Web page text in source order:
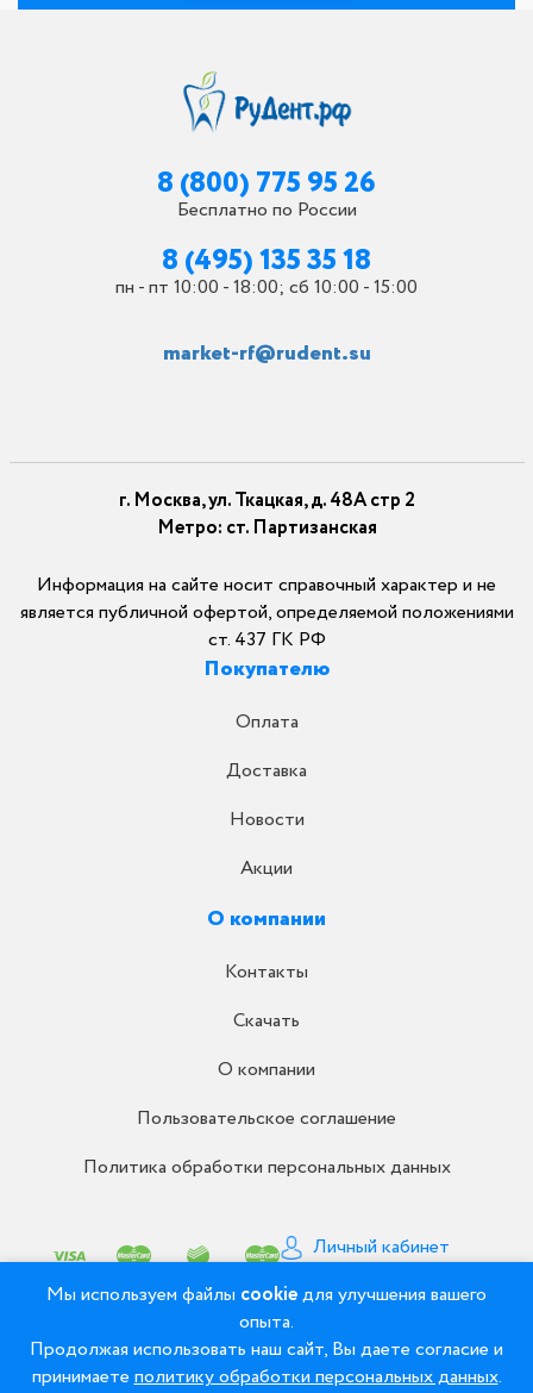
Мы используем файлы cookieдля улучшения вашего
опыта.
Продолжая использовать наш сайт, Вы даете согласие и
принимаетеполитику обработки персональных данных.
8 (800) 775 95 26
Бесплатно по России
8 (495) 135 35 18
пн - пт 10:00 - 18:00; сб 10:00 - 15:00
market-rf@rudent.su
г. Москва, ул. Ткацкая, д. 48А стр 2
Метро: ст. Партизанская
Информация на сайте носит справочный характер и не
является публичной офертой, определяемой положениями
ст. 437 ГК РФ
Покупателю
Оплата
Доставка
Новости
Акции
О компании
Контакты
Скачать
О компании
Пользовательское соглашение
Политика обработки персональных данных
Личный кабинет
© 2008 - 2026 ООО «Рудент» - Зуботехнические